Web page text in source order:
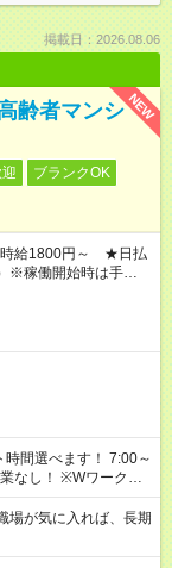
掲載日：2026.08.06
NEW
齢者マンシ
ブランクOK
時給1800円～ ★日払
※稼働開始時は手続き
ワークの
業はご案内できませ
会保険への加入対象
原則禁止）により、
合があります
が気に入れば、長期